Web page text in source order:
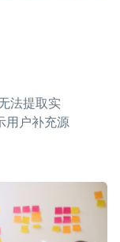
法提取实
用户补充源